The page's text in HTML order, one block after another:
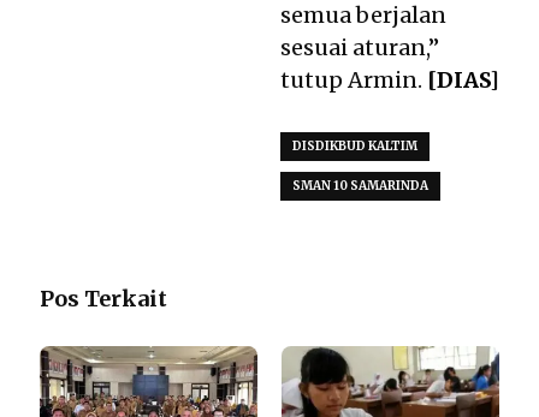
semua berjalan
sesuai aturan,”
tutup Armin. [DIAS]
DISDIKBUD KALTIM
SMAN 10 SAMARINDA
Pos Terkait